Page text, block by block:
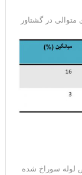
در گشتاور
لوله سوراخ شده